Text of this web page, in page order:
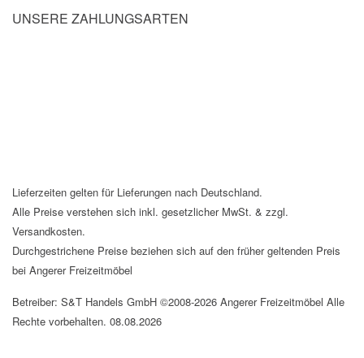
UNSERE ZAHLUNGSARTEN
Lieferzeiten gelten für Lieferungen nach Deutschland.
Alle Preise verstehen sich inkl. gesetzlicher MwSt. & zzgl.
Versandkosten.
Durchgestrichene Preise beziehen sich auf den früher geltenden Preis
bei Angerer Freizeitmöbel
Betreiber: S&T Handels GmbH ©2008-2026 Angerer Freizeitmöbel Alle
Rechte vorbehalten. 08.08.2026